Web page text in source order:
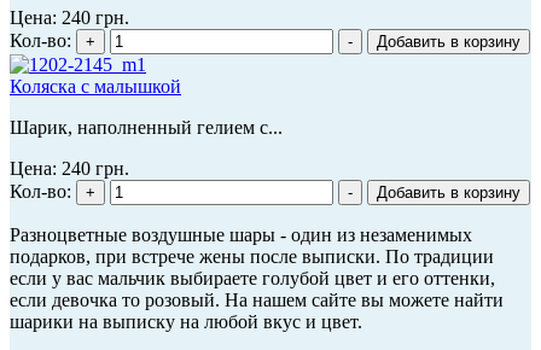
Цена: 240 грн.
Кол-во:
Коляска с малышкой
Шарик, наполненный гелием с...
Цена: 240 грн.
Кол-во:
Разноцветные воздушные шары - один из незаменимых
подарков, при встрече жены после выписки. По традиции
если у вас мальчик выбираете голубой цвет и его оттенки,
если девочка то розовый. На нашем сайте вы можете найти
шарики на выписку на любой вкус и цвет.